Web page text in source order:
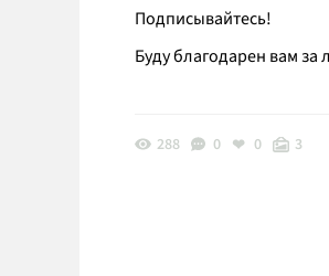
Подписывайтесь!
Буду благодарен вам
288 0 0 3